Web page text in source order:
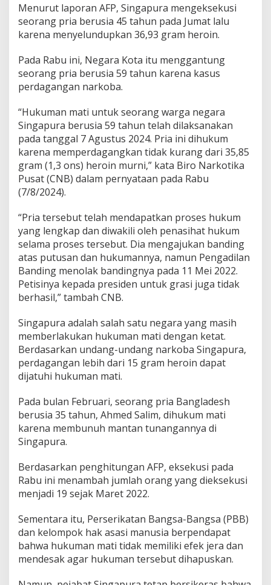
Menurut laporan AFP, Singapura mengeksekusi
seorang pria berusia 45 tahun pada Jumat lalu
karena menyelundupkan 36,93 gram heroin.
Pada Rabu ini, Negara Kota itu menggantung
seorang pria berusia 59 tahun karena kasus
perdagangan narkoba.
“Hukuman mati untuk seorang warga negara
Singapura berusia 59 tahun telah dilaksanakan
pada tanggal 7 Agustus 2024. Pria ini dihukum
karena memperdagangkan tidak kurang dari 35,85
gram (1,3 ons) heroin murni,” kata Biro Narkotika
Pusat (CNB) dalam pernyataan pada Rabu
(7/8/2024).
“Pria tersebut telah mendapatkan proses hukum
yang lengkap dan diwakili oleh penasihat hukum
selama proses tersebut. Dia mengajukan banding
atas putusan dan hukumannya, namun Pengadilan
Banding menolak bandingnya pada 11 Mei 2022.
Petisinya kepada presiden untuk grasi juga tidak
berhasil,” tambah CNB.
Singapura adalah salah satu negara yang masih
memberlakukan hukuman mati dengan ketat.
Berdasarkan undang-undang narkoba Singapura,
perdagangan lebih dari 15 gram heroin dapat
dijatuhi hukuman mati.
Pada bulan Februari, seorang pria Bangladesh
berusia 35 tahun, Ahmed Salim, dihukum mati
karena membunuh mantan tunangannya di
Singapura.
Berdasarkan penghitungan AFP, eksekusi pada
Rabu ini menambah jumlah orang yang dieksekusi
menjadi 19 sejak Maret 2022.
Sementara itu, Perserikatan Bangsa-Bangsa (PBB)
dan kelompok hak asasi manusia berpendapat
bahwa hukuman mati tidak memiliki efek jera dan
mendesak agar hukuman tersebut dihapuskan.